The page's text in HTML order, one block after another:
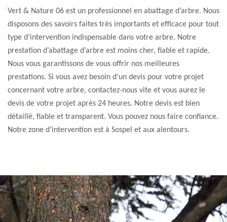
Vert & Nature 06 est un professionnel en abattage d’arbre. Nous
disposons des savoirs faites très importants et efficace pour tout
type d’intervention indispensable dans votre arbre. Notre
prestation d’abattage d’arbre est moins cher, fiable et rapide.
Nous vous garantissons de vous offrir nos meilleures
prestations. Si vous avez besoin d’un devis pour votre projet
concernant votre arbre, contactez-nous vite et vous aurez le
devis de votre projet après 24 heures. Notre devis est bien
détaillé, fiable et transparent. Vous pouvez nous faire confiance.
Notre zone d’intervention est à Sospel et aux alentours.